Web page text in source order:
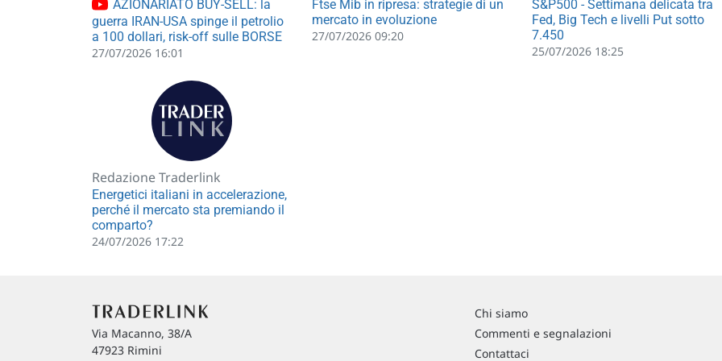
AZIONARIATO BUY-SELL: la
guerra IRAN-USA spinge il petrolio
a 100 dollari, risk-off sulle BORSE
27/07/2026 16:01
Ftse Mib in ripresa: strategie di un
mercato in evoluzione
27/07/2026 09:20
S&P500 - Settimana delicata tra
Fed, Big Tech e livelli Put sotto
7.450
25/07/2026 18:25
Redazione Traderlink
Energetici italiani in accelerazione,
perché il mercato sta premiando il
comparto?
24/07/2026 17:22
Via Macanno, 38/A
47923 Rimini
Chi siamo
Commenti e segnalazioni
Contattaci